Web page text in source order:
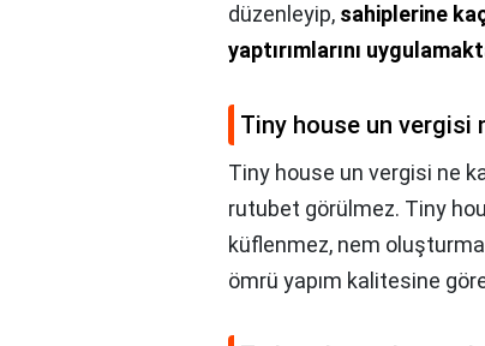
düzenleyip, sahiplerine
yaptırımlarını
Tiny house un vergisi
Tiny house un vergisi ne
rutubet görülmez. Tiny
küflenmez, nem
ömrü yapım kalitesine